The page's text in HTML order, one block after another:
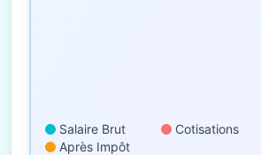
Salaire Brut Cotisations
Après Impôt